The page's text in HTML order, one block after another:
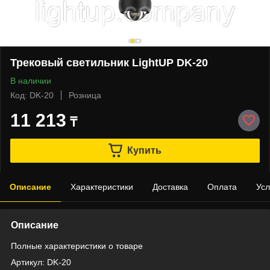
Трековый светильник LightUP DK-20
В наличии
Код: DK-20
Розница
11 213 ₸
Купить
Описание Характеристики Доставка Оплата
Описание
Полные характеристики о товаре
Артикул: DK-20